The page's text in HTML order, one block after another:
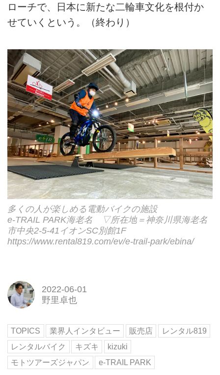
ローチで、日本に新たな二輪車文化を根付か
せていくという。（終わり）
多くの人が楽しめる電動バイクの施設
e-TRAIL PARK海老名 ▽所在地＝神奈川県海老名
市中央2-5-41イオンSC別館1F
https://www.rental819.com/ev/e-trail-park/ebina/
2022-06-01
野里卓也
TOPICS 業界人インタビュー 販売店
レンタル819
レンタルバイク
キズキ
kizuki
モトツアーズジャパン
e-TRAIL PARK